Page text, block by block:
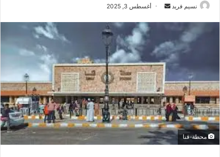
نسيم فريد
ل
ب
ر
د
ا
إ
ل
ك
أغسطس 3, 2025
محطة-قنا